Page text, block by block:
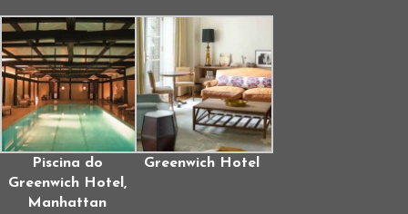
Piscina do
Greenwich Hotel,
Manhattan
Greenwich Hotel